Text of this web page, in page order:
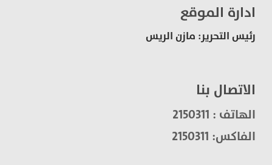
ادارة الموقع
رئيس التحرير: مازن الريس
الاتصال بنا
الهاتف : 2150311
الفاكس: 2150311